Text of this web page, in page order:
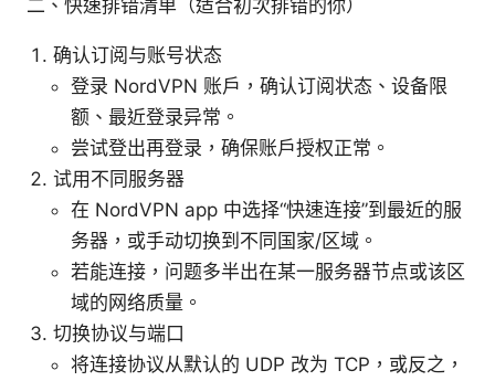
二、快速排错清单（适合初次排错的你）
确认订阅与账号状态
登录 NordVPN 账户，确认订阅状态、设备限
额、最近登录异常。
尝试登出再登录，确保账户授权正常。
试用不同服务器
在 NordVPN app 中选择“快速连接”到最近的服
务器，或手动切换到不同国家/区域。
若能连接，问题多半出在某一服务器节点或该区
域的网络质量。
切换协议与端口
将连接协议从默认的 UDP 改为 TCP，或反之，